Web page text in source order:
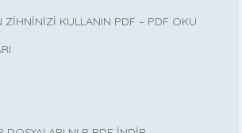
ZİHNİNİZİ KULLANIN PDF – PDF OKU